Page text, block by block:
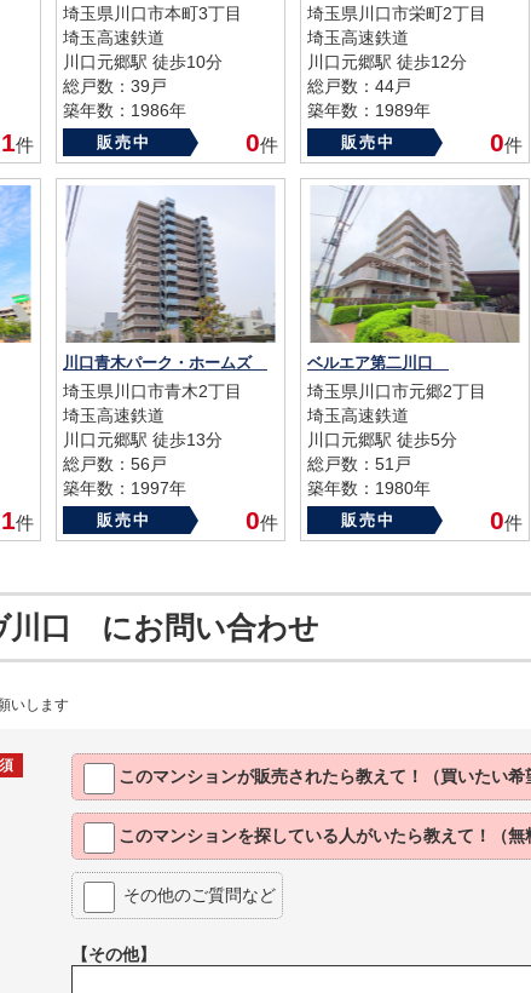
1件
埼玉県川口市本町3丁目
埼玉高速鉄道
川口元郷駅 徒歩10分
総戸数：39戸
築年数：1986年
販売中 0件
埼玉県川口市栄町2丁目
埼玉高速鉄道
川口元郷駅 徒歩12分
総戸数：44戸
築年数：1989年
販売中 0件
1件
川口青木パーク・ホームズ
埼玉県川口市青木2丁目
埼玉高速鉄道
川口元郷駅 徒歩13分
総戸数：56戸
築年数：1997年
販売中 0件
ベルエア第二川口
埼玉県川口市元郷2丁目
埼玉高速鉄道
川口元郷駅 徒歩5分
総戸数：51戸
築年数：1980年
販売中 0件
川口 にお問い合わせ
いします
このマンションが販売されたら教えて！（買いたい希
このマンションを探している人がいたら教えて！（無
その他のご質問など
【その他】